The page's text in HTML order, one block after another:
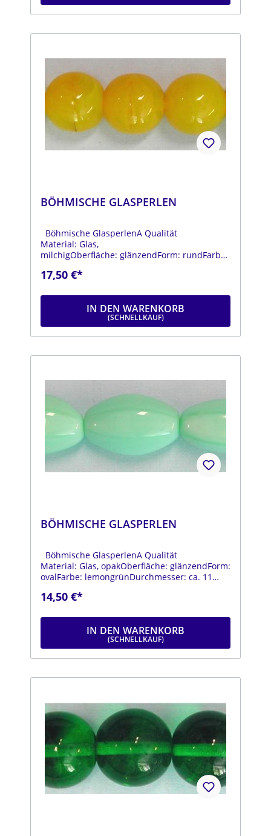
BÖHMISCHE GLASPERLEN
Böhmische GlasperlenA Qualität
Material: Glas,
milchigOberfläche: glänzendForm: rundFarbe:
25 cm
17,50 €*
IN DEN WARENKORB
BÖHMISCHE GLASPERLEN
Böhmische GlasperlenA Qualität
Material: Glas, opakOberfläche: glänzendForm:
ovalFarbe: lemongrünDurchmesser: ca. 11
14,50 €*
IN DEN WARENKORB